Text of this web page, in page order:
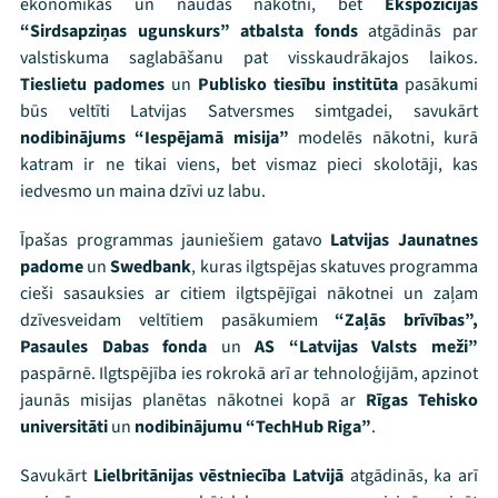
ThreadsFacebook
Youtube
X
“Sirdsapziņas ugunskurs” atbalsta fondsatgādinās par
valstiskuma saglabāšanu pat visskaudrākajos laikos.
Tieslietu padomes un Publisko tiesību institūta pasākumi
būs veltīti Latvijas Satversmes simtgadei, savukārt
nodibinājums “Iespējamā misija” modelēs nākotni, kurā
katram ir ne tikai viens, bet vismaz pieci skolotāji, kas
iedvesmo un maina dzīvi uz labu.
Īpašas programmas jauniešiem gatavo Latvijas Jaunatnes
padomeunSwedbank, kuras ilgtspējas skatuves programma
cieši sasauksies ar citiem ilgtspējīgai nākotnei un zaļam
dzīvesveidam veltītiem pasākumiem “Zaļās brīvības”,
Pasaules Dabas fonda unAS “Latvijas Valsts meži”
paspārnē. Ilgtspējība ies rokrokā arī ar tehnoloģijām, apzinot
jaunās misijas planētas nākotnei kopā ar Rīgas Tehisko
universitātiun nodibinājumu “TechHub Riga”.
Savukārt Lielbritānijas vēstniecība Latvijā atgādinās, ka arī